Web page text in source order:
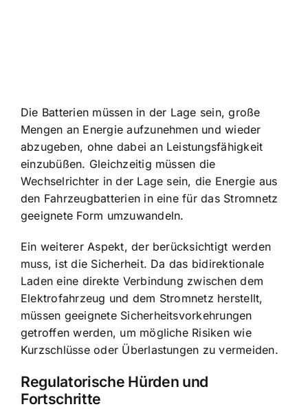
Die Batterien müssen in der Lage sein, große
Mengen an Energie aufzunehmen und wieder
abzugeben, ohne dabei an Leistungsfähigkeit
einzubüßen. Gleichzeitig müssen die
Wechselrichter in der Lage sein, die Energie aus
den Fahrzeugbatterien in eine für das Stromnetz
geeignete Form umzuwandeln.
Ein weiterer Aspekt, der berücksichtigt werden
muss, ist die Sicherheit. Da das bidirektionale
Laden eine direkte Verbindung zwischen dem
Elektrofahrzeug und dem Stromnetz herstellt,
müssen geeignete Sicherheitsvorkehrungen
getroffen werden, um mögliche Risiken wie
Kurzschlüsse oder Überlastungen zu vermeiden.
Regulatorische Hürden und
Fortschritte